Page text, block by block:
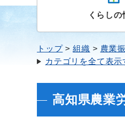
くらしの
トップ 組織 農業
カテゴリを全て表示
高知県農業